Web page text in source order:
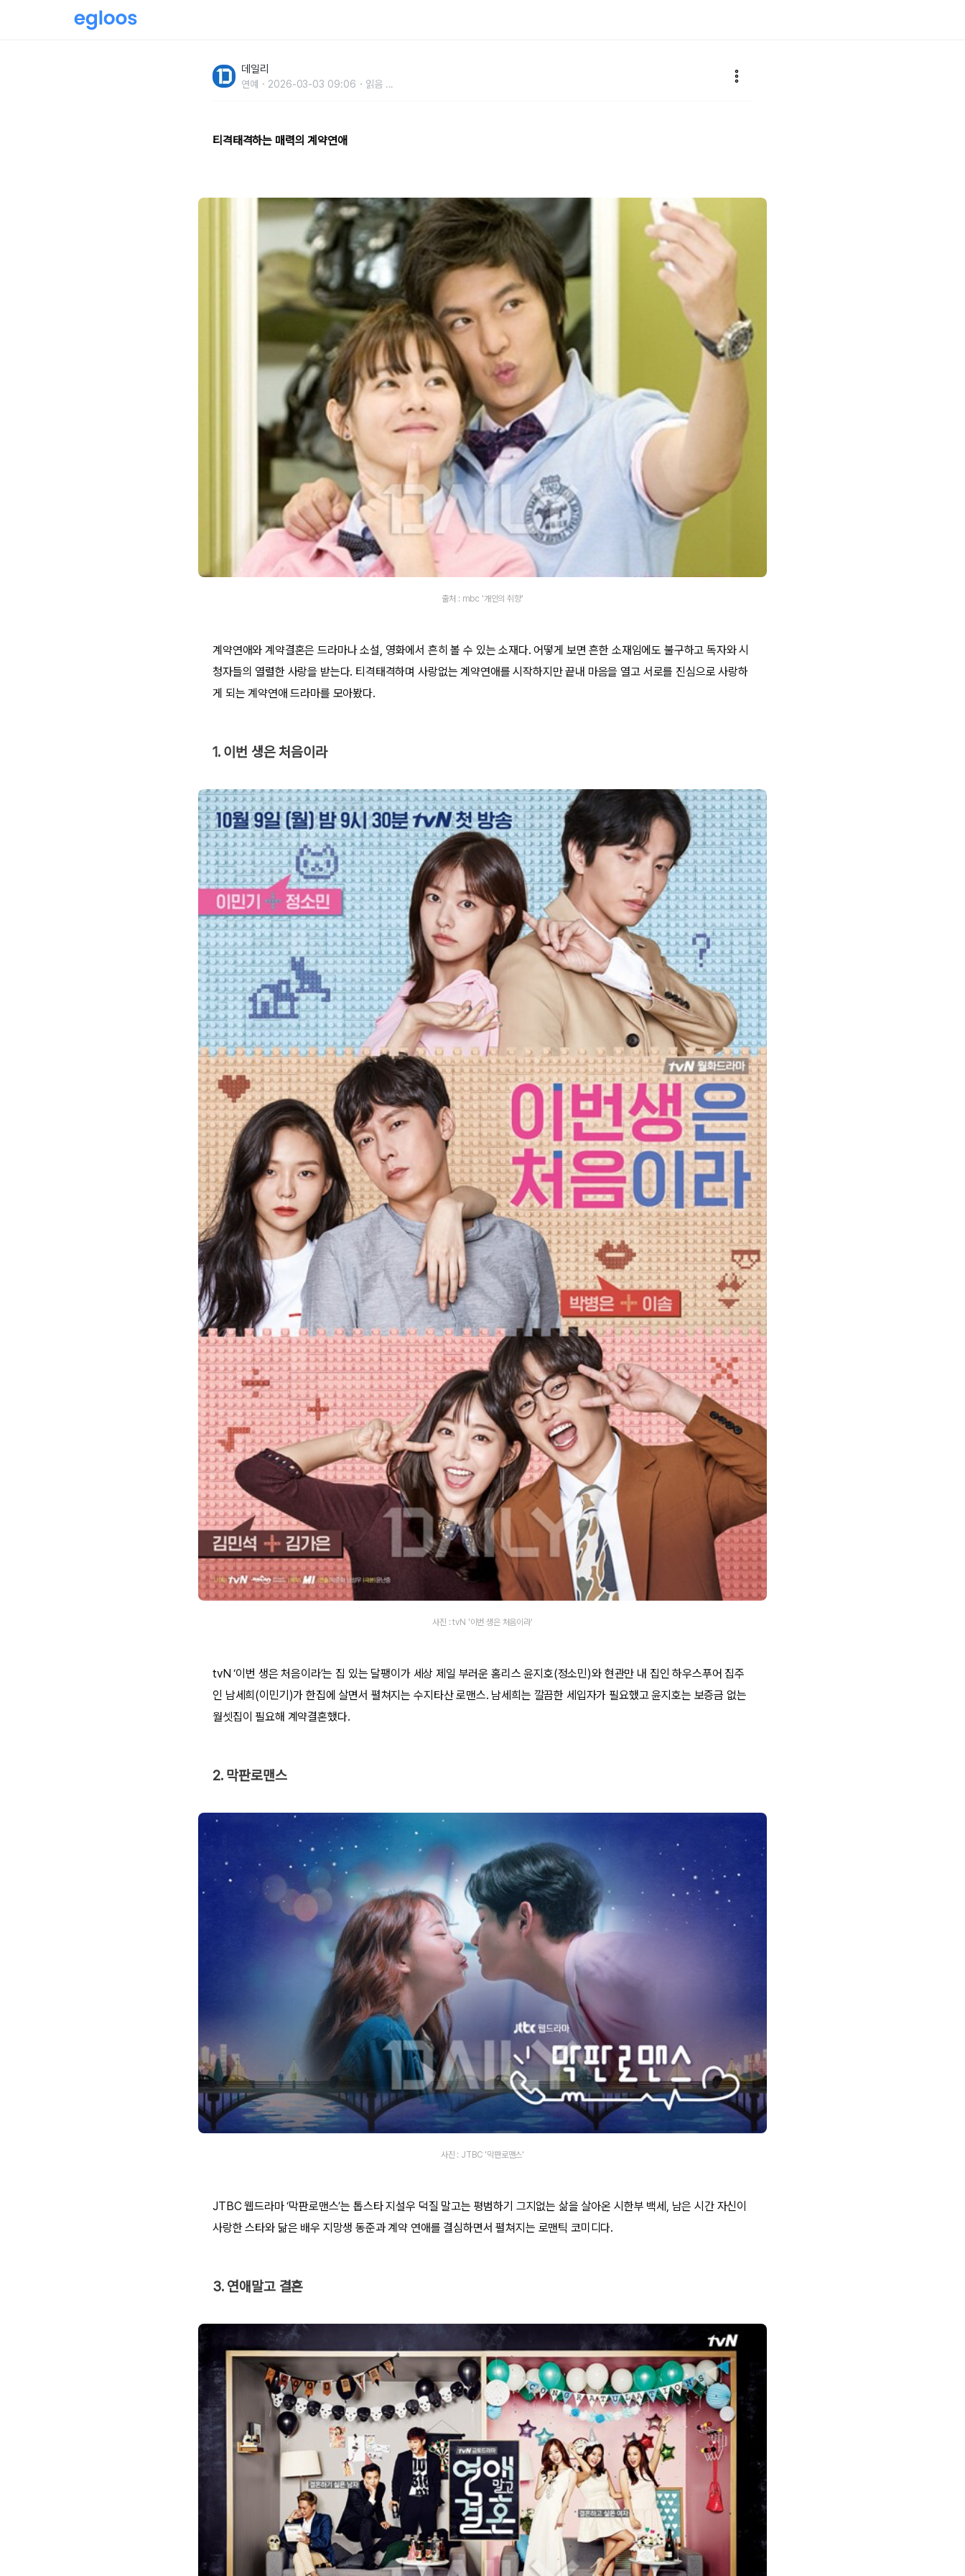
데일리
연예 2026-03-03 09:06 읽음 ...
티격태격하는 매력의 계약연애
출처 : mbc '개인의 취향'
계약연애와 계약결혼은 드라마나 소설, 영화에서 흔히 볼 수 있는 소재다. 어떻게 보면 흔한 소재임에도 불구하고 독자와 시
청자들의 열렬한 사랑을 받는다. 티격태격하며 사랑없는 계약연애를 시작하지만 끝내 마음을 열고 서로를 진심으로 사랑하
게 되는 계약연애 드라마를 모아봤다.
1. 이번 생은 처음이라
사진 : tvN '이번 생은 처음이라'
tvN ‘이번 생은 처음이라’는 집 있는 달팽이가 세상 제일 부러운 홈리스 윤지호(정소민)와 현관만 내 집인 하우스푸어 집주
인 남세희(이민기)가 한집에 살면서 펼쳐지는 수지타산 로맨스. 남세희는 깔끔한 세입자가 필요했고 윤지호는 보증금 없는
월셋집이 필요해 계약결혼했다.
2. 막판로맨스
사진 : JTBC '막판로맨스'
JTBC 웹드라마 ‘막판로맨스’는 톱스타 지설우 덕질 말고는 평범하기 그지없는 삶을 살아온 시한부 백세, 남은 시간 자신이
사랑한 스타와 닮은 배우 지망생 동준과 계약 연애를 결심하면서 펼쳐지는 로맨틱 코미디다.
3. 연애말고 결혼